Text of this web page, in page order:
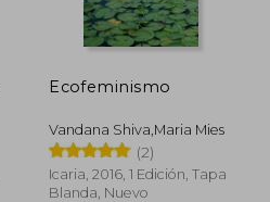
Ecofeminismo
Vandana Shiva,Maria Mies
(2)
Icaria, 2016, 1 Edición, Tapa
Blanda, Nuevo